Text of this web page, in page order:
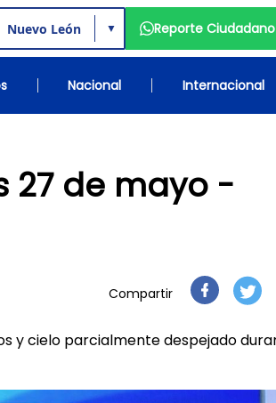
▼ Reporte Ciudadano
Nacional Internacional
27 de mayo -
Compartir
y cielo parcialmente despejado